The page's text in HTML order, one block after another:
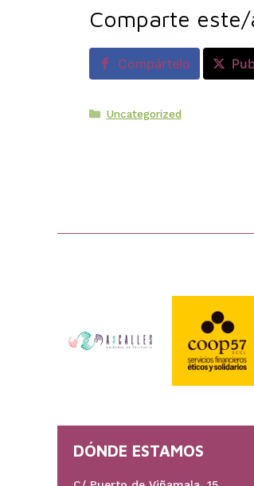
Comparte
Compártelo
Categorías
Uncategorized
DÓNDE ESTAMOS